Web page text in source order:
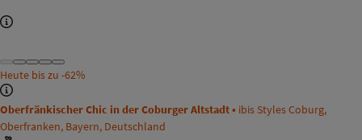
Heute bis zu -62%
Oberfränkischer Chic in der Coburger Altstadt • ibis Styles Coburg,
Oberfranken, Bayern, Deutschland